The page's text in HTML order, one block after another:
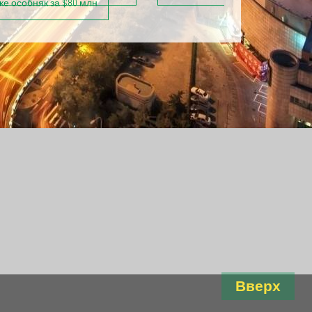
Вверх
особняк за $80 млн